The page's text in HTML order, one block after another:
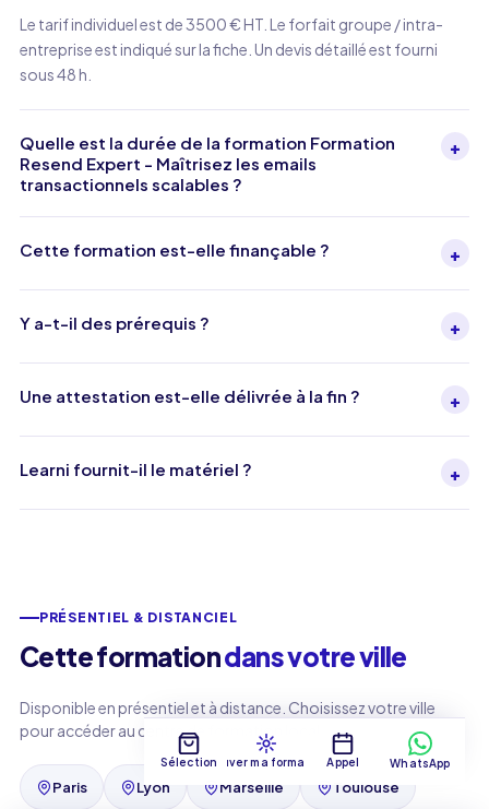
Le tarif individuel est de 3500 € HT. Le forfait groupe / intra-
entreprise est indiqué sur la fiche. Un devis détaillé est fourni
sous 48 h.
Quelle est la durée de la formation Formation
Resend Expert - Maîtrisez les emails
transactionnels scalables ?
+
Cette formation est-elle finançable ? +
Y a-t-il des prérequis ? +
Une attestation est-elle délivrée à la fin ? +
Learni fournit-il le matériel ? +
PRÉSENTIEL & DISTANCIEL
Cette formationdans votre ville
Disponible en présentiel et à distance. Choisissez votre ville
pour accéder au centre de formation local.
Paris Lyon Marseille Toulouse
SélectionTrouver ma formationAppel WhatsApp